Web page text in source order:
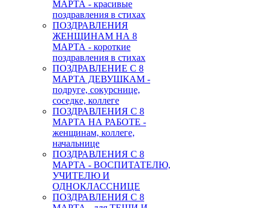
МАРТА - красивые
поздравления в стихах
ПОЗДРАВЛЕНИЯ
ЖЕНЩИНАМ НА 8
МАРТА - короткие
поздравления в стихах
ПОЗДРАВЛЕНИЕ С 8
МАРТА ДЕВУШКАМ -
подруге, сокурснице,
соседке, коллеге
ПОЗДРАВЛЕНИЯ С 8
МАРТА НА РАБОТЕ -
женщинам, коллеге,
начальнице
ПОЗДРАВЛЕНИЯ С 8
МАРТА - ВОСПИТАТЕЛЮ,
УЧИТЕЛЮ И
ОДНОКЛАССНИЦЕ
ПОЗДРАВЛЕНИЯ С 8